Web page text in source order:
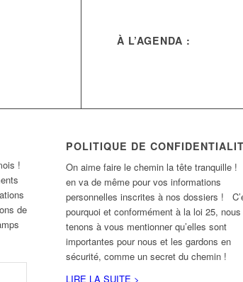
À L’AGENDA :
!
de
POLITIQUE DE
On aime faire le chemin la tête tranquille !
en va de même pour vos informations
personnelles inscrites à nos dossiers !
pourquoi et conformément à la loi 25, nous
tenons à vous mentionner qu’elles sont
importantes pour nous et les gardons en
sécurité, comme un secret du chemin !
LIRE LA SUITE >